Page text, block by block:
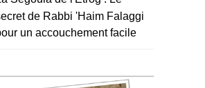
de Rabbi 'Haim Falaggi
un accouchement facile